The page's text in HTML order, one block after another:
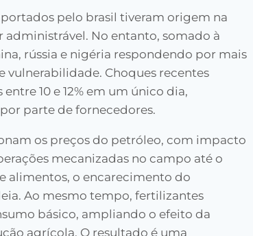
pelo brasil tiveram origem na
administrável. No entanto, somado à
rússia e nigéria respondendo por mais
vulnerabilidade. Choques recentes
10 e 12% em um único dia,
parte de fornecedores.
os preços do petróleo, com impacto
mecanizadas no campo até o
alimentos, o encarecimento do
Ao mesmo tempo, fertilizantes
básico, ampliando o efeito da
agrícola. O resultado é uma